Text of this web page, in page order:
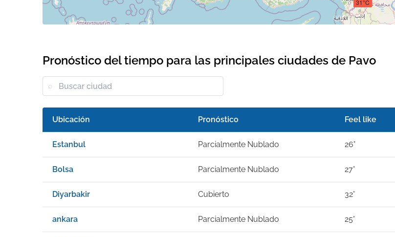
31°C
Pronóstico del tiempo para las principales ciudades de Pavo
Ubicación Pronóstico Feel like
Estanbul Parcialmente Nublado 26°
Bolsa Parcialmente Nublado 27°
Diyarbakir Cubierto 32°
ankara Parcialmente Nublado 25°